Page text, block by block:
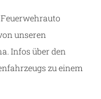
unseren
Infos über den
zu einem